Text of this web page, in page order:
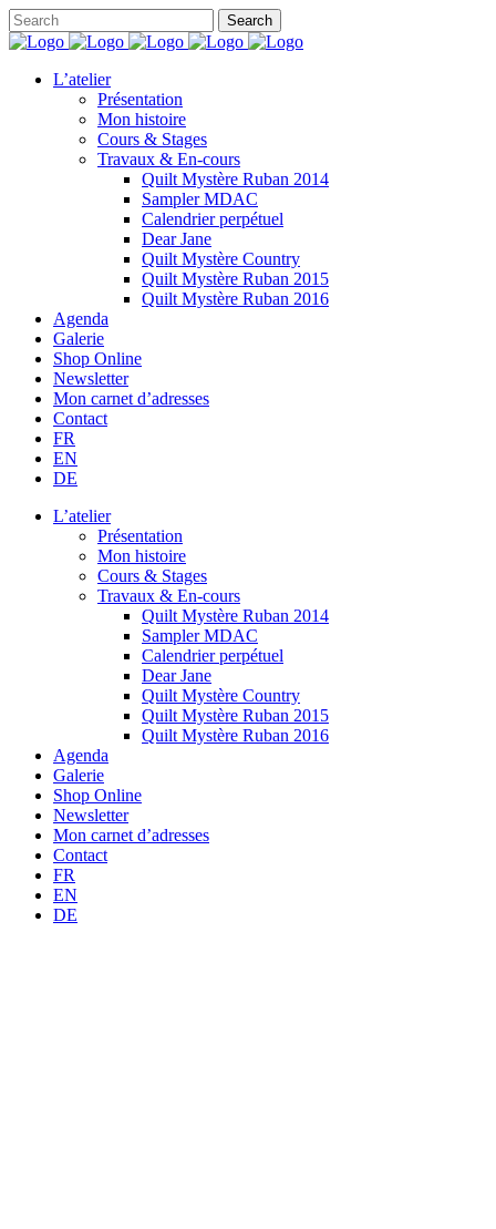
L’atelier
Présentation
Mon histoire
Cours & Stages
Travaux & En-cours
Quilt Mystère Ruban 2014
Sampler MDAC
Calendrier perpétuel
Dear Jane
Quilt Mystère Country
Quilt Mystère Ruban 2015
Quilt Mystère Ruban 2016
Agenda
Galerie
Shop Online
Newsletter
Mon carnet d’adresses
Contact
FR
EN
DE
L’atelier
Présentation
Mon histoire
Cours & Stages
Travaux & En-cours
Quilt Mystère Ruban 2014
Sampler MDAC
Calendrier perpétuel
Dear Jane
Quilt Mystère Country
Quilt Mystère Ruban 2015
Quilt Mystère Ruban 2016
Agenda
Galerie
Shop Online
Newsletter
Mon carnet d’adresses
Contact
FR
EN
DE